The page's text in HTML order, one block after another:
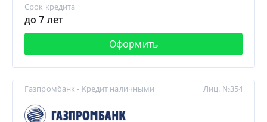
Срок кредита
до 7 лет
Оформить
Газпромбанк - Кредит наличными Лиц. №354